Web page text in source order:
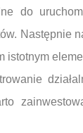
do
Następnie
istotnym